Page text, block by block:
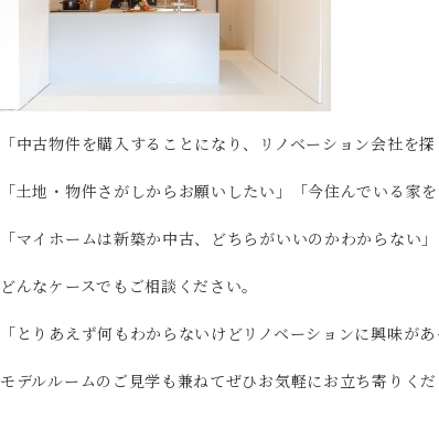
「中古物件を購入することになり、リノベーション会社を探
「土地・物件さがしからお願いしたい」「今住んでいる家
「マイホームは新築か中古、どちらがいいのかわからない」
どんなケースでもご相談ください。
「とりあえず何もわからないけどリノベーションに興味が
モデルルームのご見学も兼ねてぜひお気軽にお立ち寄りくだ